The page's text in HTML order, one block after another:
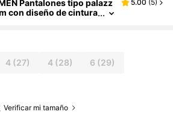
Pantalones tipo palazz
con diseño de cintura
y streetwear
5.00 (5)
4(27) 4(28) 6 (29)
Verificar mi tamaño